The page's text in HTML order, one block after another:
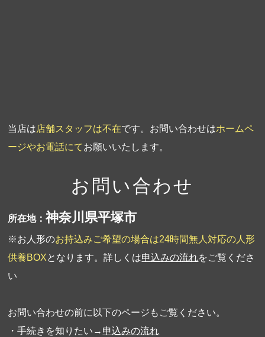
当店は店舗スタッフは不在です。お問い合わせはホームペ
ージやお電話にてお願いいたします。
お問い合わせ
所在地：神奈川県平塚市
※お人形のお持込みご希望の場合は24時間無人対応の人形
供養BOXとなります。詳しくは申込みの流れをご覧くださ
い
お問い合わせの前に以下のページもご覧ください。
・手続きを知りたい→ 申込みの流れ